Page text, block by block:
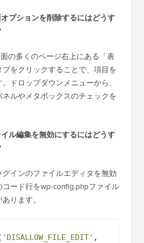
プションを削除するにはどうす
の多くのページ右上にある「表
をクリックすることで、項目を
ドロップダウンメニューから、
ルやメタボックスのチェックを
ル編集を無効にするにはどうす
インのファイルエディタを無効
コード行をwp-config.phpファイル
ります。
'DISALLOW_FILE_EDIT' ,